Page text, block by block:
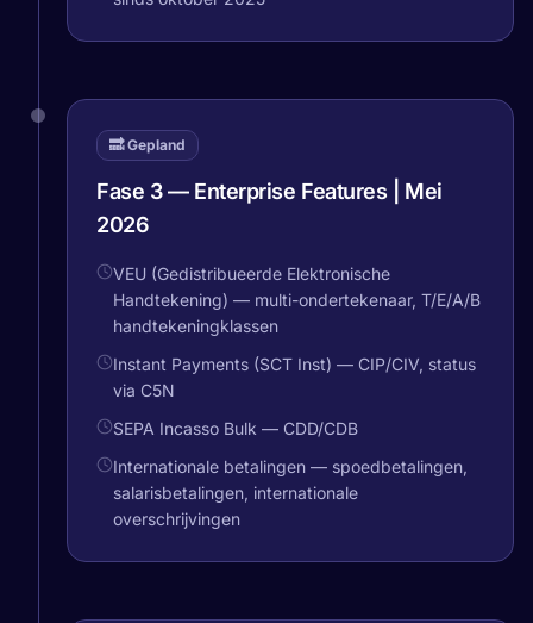
🔜 Gepland
Fase 3 — Enterprise Features | Mei
2026
VEU (Gedistribueerde Elektronische
Handtekening) — multi-ondertekenaar, T/E/A/B
handtekeningklassen
Instant Payments (SCT Inst) — CIP/CIV, status
via C5N
SEPA Incasso Bulk — CDD/CDB
Internationale betalingen — spoedbetalingen,
salarisbetalingen, internationale
overschrijvingen